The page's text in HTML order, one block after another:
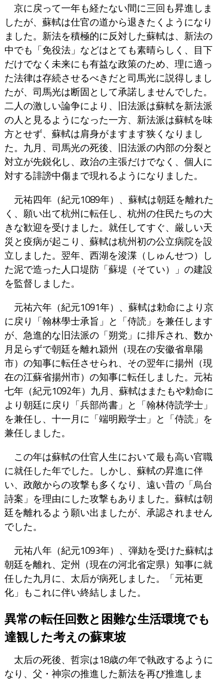
京に戻って一年も経たない間に三回も昇進しま
したが、蘇軾は仕官の道から退きたくようになり
ました。新法を積極的に反対した蘇軾は、新法の
中でも「免役法」などはとても素晴らしく、目下
だけでなく未来にも有益な政策のため、理に適っ
た法律は存続させるべきだと司馬光に説得しまし
たが、司馬光は断固として承諾しませんでした。
二人の激しい論争により、旧法派は蘇軾を新法派
の人と見るようになった一方、新法派は蘇軾を味
方とせず、蘇軾は肩身がますます狭くなりまし
た。九月、司馬光の死後、旧法派の内部の分裂と
対立が先鋭化し、政治の主張だけでなく、個人に
対する誹謗中傷まで現れるようになりました。
元祐四年（紀元1089年）、蘇軾は朝廷を離れた
く、願い出て杭州に転任し、杭州の住民たちの大
きな歓迎を受けました。就任してすぐ、厳しい天
災と疫病が起こり、蘇軾は杭州初の公立病院を設
立しました。翌年、西湖を浚渫（しゅんせつ）し
た泥で造った人口堤防「蘇堤（そてい）」の建設
を監督しました。
元祐六年（紀元1091年）、蘇軾は勅命により京
に戻り「翰林學士承旨」と「侍読」を兼任します
が、急進的な旧法派の「朔党」に排斥され、数か
月足らずで朝廷を離れ潁州（現在の安徽省阜陽
市）の知事に転任させられ、その翌年に揚州（現
在の江蘇省揚州市）の知事に転任しました。元祐
七年（紀元1092年）九月、蘇軾はまたもや勅命に
より朝廷に戻り「兵部尚書」と「翰林侍読学士」
を兼任し、十一月に「端明殿学士」と「侍読」を
兼任しました。
この年は蘇軾の仕官人生において最も高い官職
に就任した年でした。しかし、蘇軾の昇進に伴
い、政敵からの攻撃も多くなり、遠い昔の「烏台
詩案」を理由にした攻撃もありました。蘇軾は朝
廷を離れるよう願い出ましたが、承認されません
でした。
元祐八年（紀元1093年）、弾劾を受けた蘇軾は
朝廷を離れ、定州（現在の河北省定県）知事に就
任した九月に、太后が病死しました。「元祐更
化」もこれに伴い終結しました。
異常の転任回数と困難な生活環境でも
達観した考えの蘇東坡
太后の死後、哲宗は18歳の年で執政するように
なり、父・神宗の推進した新法を再び推進しま